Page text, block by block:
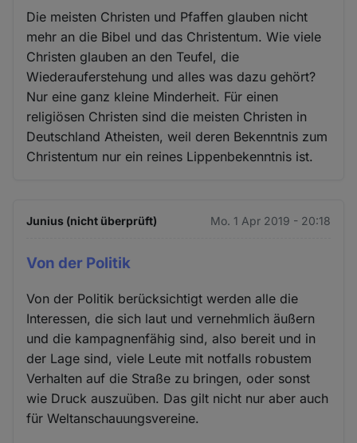
Die meisten Christen und Pfaffen glauben nicht
mehr an die Bibel und das Christentum. Wie viele
Christen glauben an den Teufel, die
Wiederauferstehung und alles was dazu gehört?
Nur eine ganz kleine Minderheit. Für einen
religiösen Christen sind die meisten Christen in
Deutschland Atheisten, weil deren Bekenntnis zum
Christentum nur ein reines Lippenbekenntnis ist.
Junius (nicht überprüft) Mo. 1 Apr 2019 - 20:18
Von der Politik
Von der Politik berücksichtigt werden alle die
Interessen, die sich laut und vernehmlich äußern
und die kampagnenfähig sind, also bereit und in
der Lage sind, viele Leute mit notfalls robustem
Verhalten auf die Straße zu bringen, oder sonst
wie Druck auszuüben. Das gilt nicht nur aber auch
für Weltanschauungsvereine.